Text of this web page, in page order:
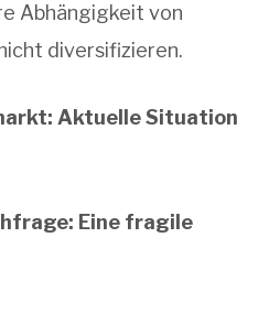
Abhängigkeit von
diversifizieren.
Aktuelle Situation
Eine fragile